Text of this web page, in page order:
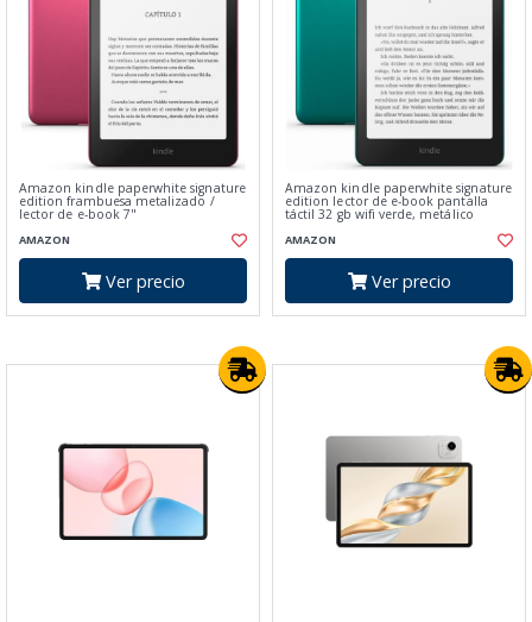
Amazon kindle paperwhite signature
edition frambuesa metalizado /
lector de e-book 7"
AMAZON
Ver precio
Amazon kindle paperwhite signature
edition lector de e-book pantalla
táctil 32 gb wifi verde, metálico
AMAZON
Ver precio